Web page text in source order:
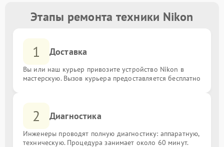
Этапы ремонта техники Nikon
1 Доставка
Вы или наш курьер привозите устройство Nikon в
мастерскую. Вызов курьера предоставляется бесплатно
2 Диагностика
Инженеры проводят полную диагностику: аппаратную,
техническую. Процедура занимает около 60 минут.